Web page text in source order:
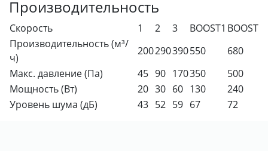
Производительность
Скорость 1 2 3 BOOST1 BOOST
Производительность (м³/
ч)
200290390550
680
Макс. давление (Па)
45 90 170350
500
Мощность (Вт)
20 30 60 130
240
Уровень шума (дБ)
43 52 59 67 72